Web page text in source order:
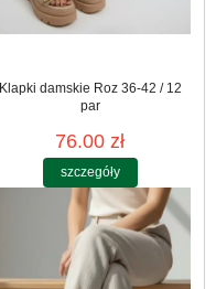
Klapki damskie Roz 36-42 / 12
par
76.00 zł
szczegóły